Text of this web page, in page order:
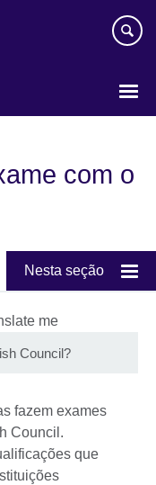
com o
Nesta seção
Council?
fazem exames
Council.
que